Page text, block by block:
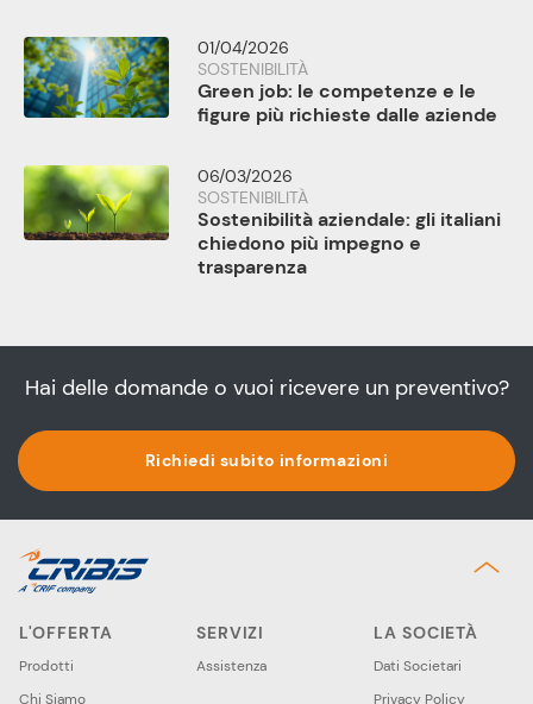
01/04/2026
SOSTENIBILITÀ
Green job: le competenze e le
figure più richieste dalle aziende
06/03/2026
SOSTENIBILITÀ
Sostenibilità aziendale: gli italiani
chiedono più impegno e
trasparenza
Hai delle domande o vuoi ricevere un preventivo?
Richiedi subito informazioni
L'OFFERTA
Prodotti
Chi Siamo
SERVIZI
Assistenza
LA SOCIETÀ
Dati Societari
Privacy Policy